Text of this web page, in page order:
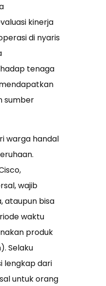
kinerja
di nyaris
tenaga
sumber
warga handal
wajib
ataupun bisa
waktu
produk
Selaku
lengkap dari
untuk orang